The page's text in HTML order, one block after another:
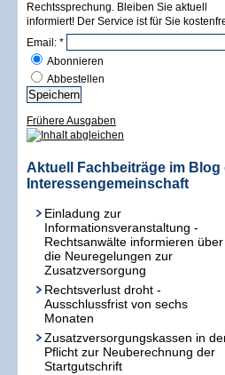
Rechtssprechung. Bleiben Sie aktuell
informiert! Der Service ist für Sie
Email: *
Abonnieren
Abbestellen
Frühere Ausgaben
Aktuell Fachbeiträge im Blog
Interessengemeinschaft
Einladung zur
Informationsveranstaltung -
Rechtsanwälte informieren über
die Neuregelungen zur
Zusatzversorgung
Rechtsverlust droht -
Ausschlussfrist von sechs
Monaten
Zusatzversorgungskassen in
Pflicht zur Neuberechnung der
Startgutschrift